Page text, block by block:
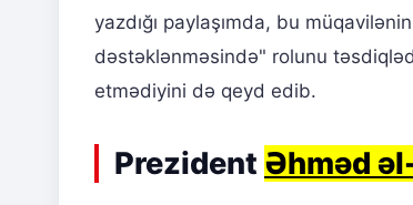
yazdığı paylaşımda, bu
dəstəklənməsində" rolunu
etmədiyini də qeyd edib.
Prezident Əhməd